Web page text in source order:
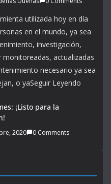
utilizada hoy en día
en el mundo, ya sea
investigación,
monitoreadas, actualizadas
necesario ya sea
o yaSeguir Leyendo
¡Listo para la
2020 0 Comments